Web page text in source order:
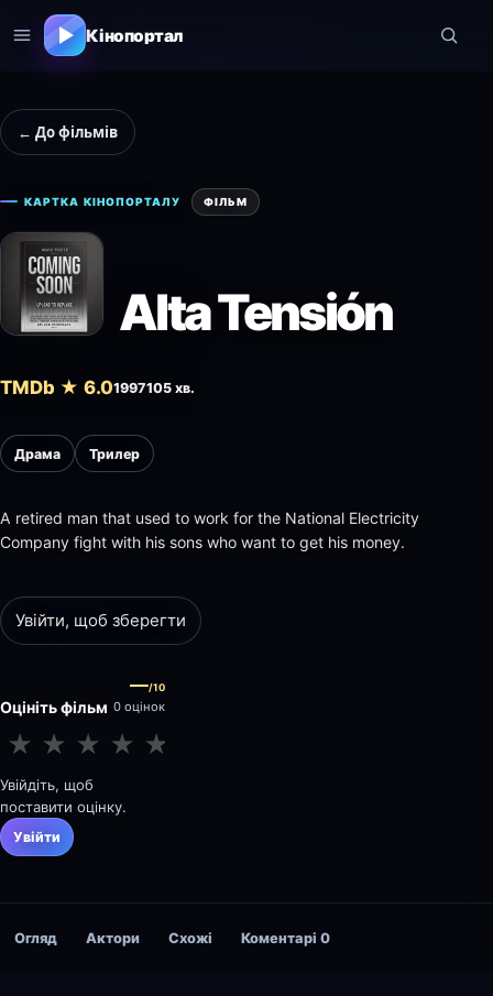
Кінопортал
← До фільмів
КАРТКА КІНОПОРТАЛУ ФІЛЬМ
Alta Tensión
TMDb ★ 6.01997105 хв.
Драма Трилер
A retired man that used to work for the National Electricity
Company fight with his sons who want to get his money.
Увійти, щоб зберегти
Оцініть фільм
—/10
0 оцінок
★ ★ ★ ★ ★
Увійдіть, щоб
поставити оцінку.
Увійти
Огляд Актори Схожі Коментарі 0